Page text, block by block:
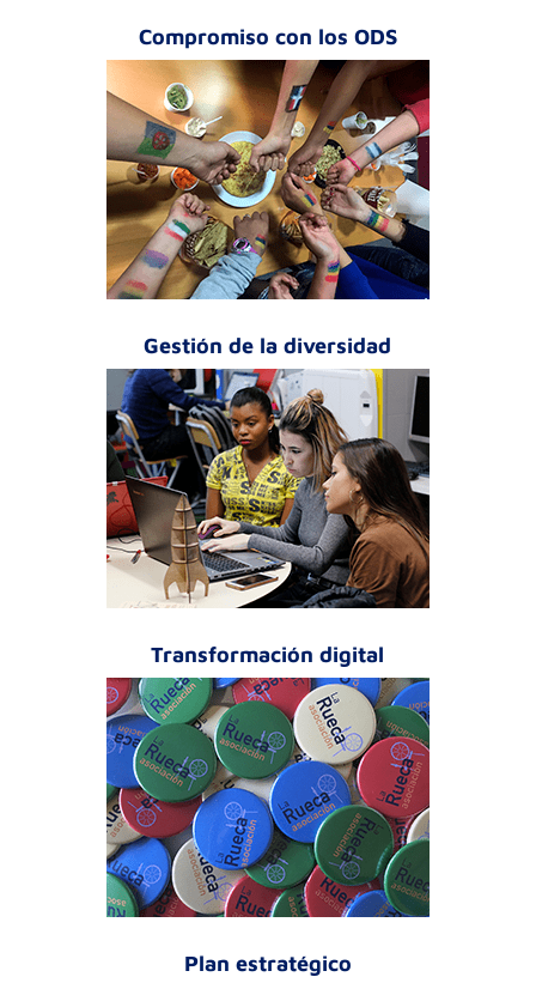
Compromiso con los ODS
Gestión de la diversidad
Transformación digital
Plan estratégico